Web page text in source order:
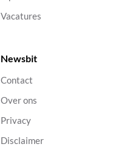
Vacatures
Newsbit
Contact
Over ons
Privacy
Disclaimer